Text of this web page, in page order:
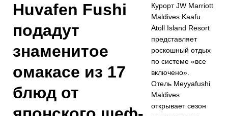
системе «все
включено».
Huvafen Fushi
подадут
знаменитое
омакасе из 17
блюд от
Курорт JW Marriott
Maldives Kaafu
Atoll Island Resort
представляет
роскошный отдых
по системе «все
включено».
Отель Meyyafushi
Maldives
открывает сезон